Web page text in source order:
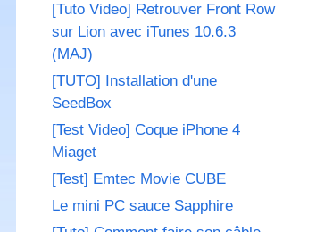
[Tuto Video] Retrouver Front Row
sur Lion avec iTunes 10.6.3
(MAJ)
[TUTO] Installation d'une
SeedBox
[Test Video] Coque iPhone 4
Miaget
[Test] Emtec Movie CUBE
Le mini PC sauce Sapphire